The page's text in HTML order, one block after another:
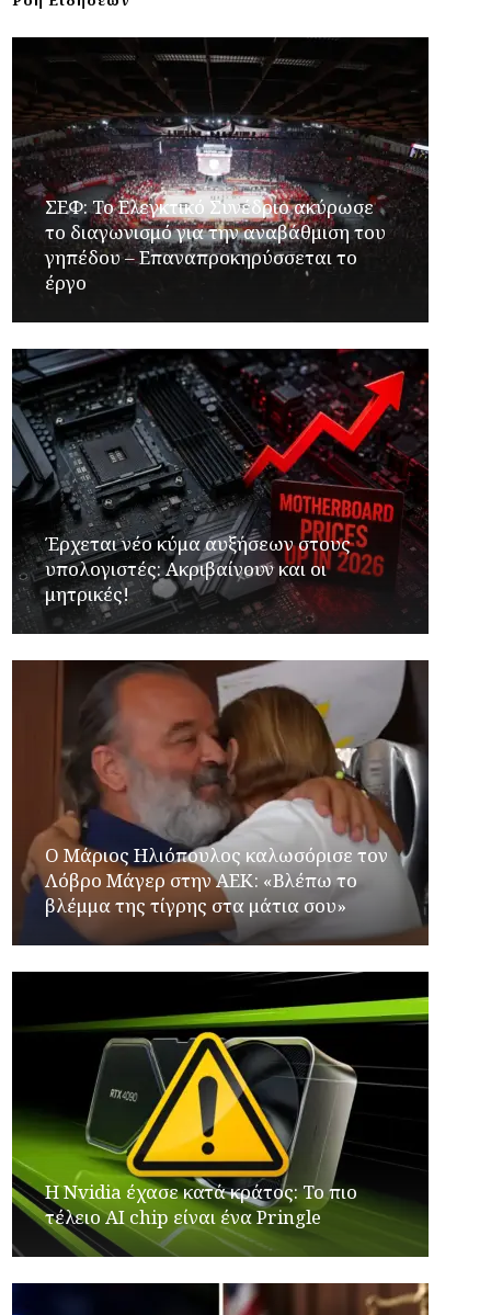
ΣΕΦ: Το Ελεγκτικό Συνέδριο ακύρωσε
το διαγωνισμό για την αναβάθμιση του
γηπέδου – Επαναπροκηρύσσεται το
έργο
Έρχεται νέο κύμα αυξήσεων στους
υπολογιστές: Ακριβαίνουν και οι
μητρικές!
Ο Μάριος Ηλιόπουλος καλωσόρισε τον
Λόβρο Μάγερ στην ΑΕΚ: «Βλέπω το
βλέμμα της τίγρης στα μάτια σου»
Η Nvidia έχασε κατά κράτος: Το πιο
τέλειο AI chip είναι ένα Pringle